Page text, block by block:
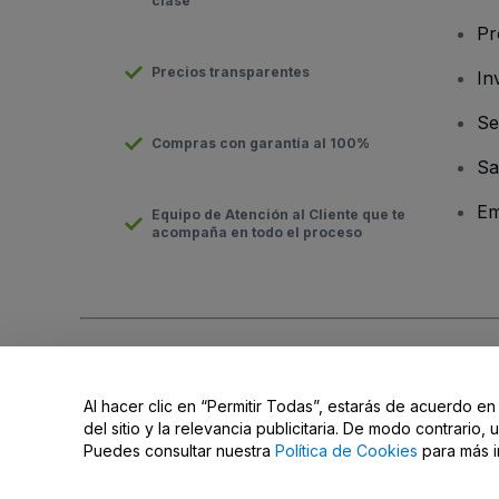
Precios transparentes
Compras con garantía al 100%
Equipo de Atención al Cliente que te
acompaña en todo el proceso
No compartir mi información personal ni tus opciones de
Al hacer clic en “Permitir Todas”, estarás de acuerdo
del sitio y la relevancia publicitaria. De modo contrario,
Puedes consultar nuestra Política de Cookies para más